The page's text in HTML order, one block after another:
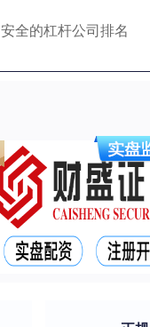
安全的杠杆公司排名